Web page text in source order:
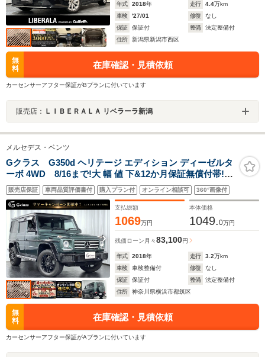
年式 2018年 走行 4.4万km
車検
'27/01 修復
なし
保証
保証付 整備
法定整備付
住所
新潟県新潟市西区
無
料
在庫確認・見積依頼
カーセンサーアフター保証がBプランに付いています
販売店： ＬＩＢＥＲＡＬＡ リベラーラ新潟
メルセデス・ベンツ
Gクラス G350d ヘリテージ エディション ディーゼルタ
ーボ 4WD 8/16まで!大 幅 値 下&12か月保証無償付帯!マ
ラカイトグリーン 40台限定 W463最終型 日本限定車 オブ
シディアンブラックアクセント グロスブラックペイント
18AW AppleCarPlay/AndroidAuto対応最終ナビ
販売店保証 車両品質評価書付 購入プラン付 オンライン相談可 360°画像付
支払総額
1069万円
本体価格
1049.0万円
残価ローン 月々83,100円
年式 2018年 走行 3.2万km
車検
車検整備付 修復
なし
保証
保証付 整備
法定整備付
住所
神奈川県横浜市都筑区
無
料
在庫確認・見積依頼
カーセンサーアフター保証がAプランに付いています